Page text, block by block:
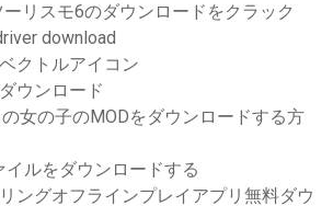
リスモ6のダウンロードをクラック
download
クトルアイコン
ウンロード
女の子のMODをダウンロードする方
ルをダウンロードする
ングオフラインプレイアプリ無料ダウ